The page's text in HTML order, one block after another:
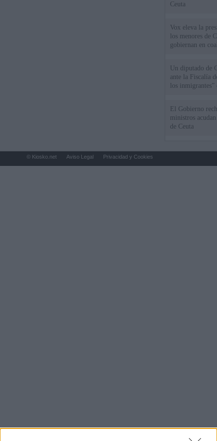
Ceuta
Vox eleva la
los menores de
gobiernan en
Un diputado de
ante la Fiscalía
los inmigrantes”
El Gobierno
ministros
de Ceuta
© Kiosko.net Aviso Legal Privacidad y Cookies